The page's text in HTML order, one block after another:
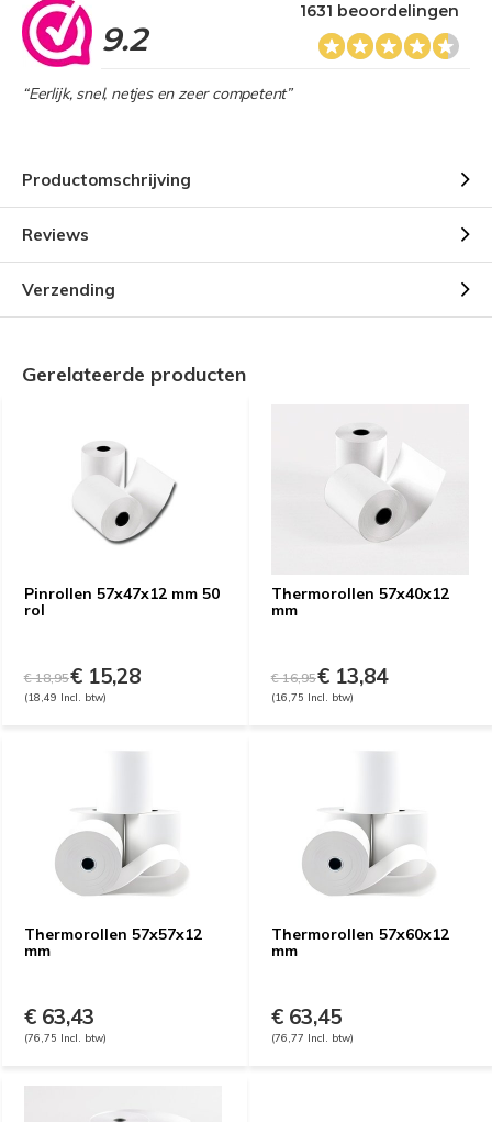
9.2
1631 beoordelingen
“Eerlijk, snel, netjes en zeer competent”
Productomschrijving
Reviews
Verzending
Gerelateerde producten
Pinrollen 57x47x12 mm 50
rol
€ 18,95€ 15,28
(18,49 Incl. btw)
Thermorollen 57x40x12
mm
€ 16,95€ 13,84
(16,75 Incl. btw)
Thermorollen 57x57x12
mm
€ 63,43
(76,75 Incl. btw)
Thermorollen 57x60x12
mm
€ 63,45
(76,77 Incl. btw)